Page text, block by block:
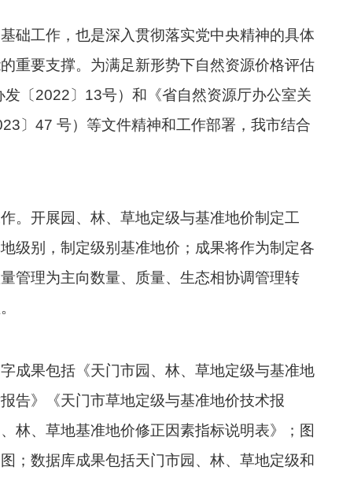
础工作，也是深入贯彻落实党中央精神的具体
重要支撑。为满足新形势下自然资源价格评估
〔2022〕13号）和《省自然资源厅办公室关
〕47 号）等文件精神和工作部署，我市结合
。开展园、林、草地定级与基准地价制定工
级别，制定级别基准地价；成果将作为制定各
管理为主向数量、质量、生态相协调管理转
成果包括《天门市园、林、草地定级与基准地
告》《天门市草地定级与基准地价技术报
林、草地基准地价修正因素指标说明表》；图
；数据库成果包括天门市园、林、草地定级和